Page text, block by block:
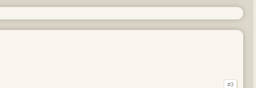
#3